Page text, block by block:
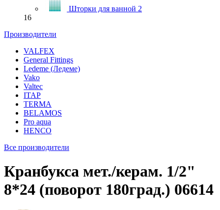
Шторки для ванной 2
16
Производители
VALFEX
General Fittings
Ledeme (Ледеме)
Vako
Valtec
ITAP
TERMA
BELAMOS
Pro aqua
HENCO
Все производители
Кранбукса мет./керам. 1/2"
8*24 (поворот 180град.) 06614